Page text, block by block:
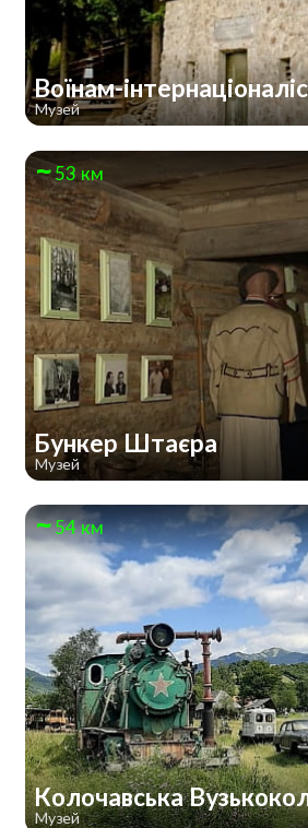
Воїнам-
Музей
53 км
Бункер Штаєра
Музей
54 км
Колочавська
Музей